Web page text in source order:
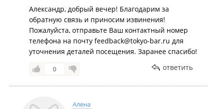
Александр, добрый вечер! Благодарим за
обратную связь и приносим извинения!
Пожалуйста, отправьте Ваш контактный номер
телефона на почту feedback@tokyo-bar.ru для
уточнения деталей посещения. Заранее спасибо!
0 ответить
Алена